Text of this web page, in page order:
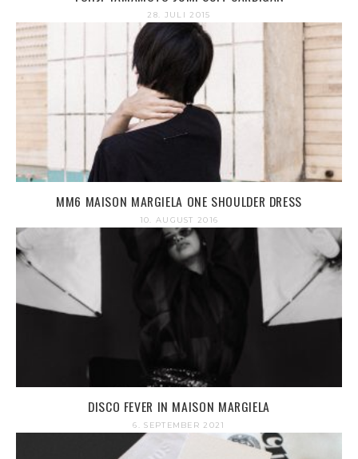
28. JULI 2015
MM6 MAISON MARGIELA ONE SHOULDER DRESS
10. AUGUST 2016
DISCO FEVER IN MAISON MARGIELA
6. SEPTEMBER 2021